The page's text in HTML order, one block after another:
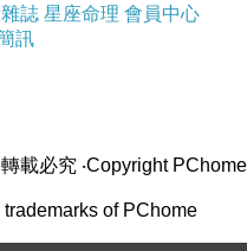
雜誌 星座命理 會員中心
訊
載必究 ‧Copyright PChome
of PChome